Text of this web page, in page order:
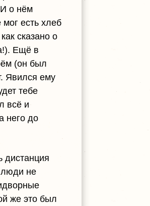
о нём
есть хлеб
сказано о
Ещё в
(он был
Явился ему
тебе
всё и
него до
дистанция
люди не
же это был